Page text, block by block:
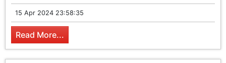
15 Apr 2024 23:58:35
Read More...